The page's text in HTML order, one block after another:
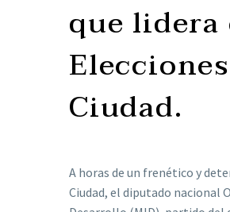
que
Ciudad.
A horas de un frenético y
Ciudad, el diputado nacional